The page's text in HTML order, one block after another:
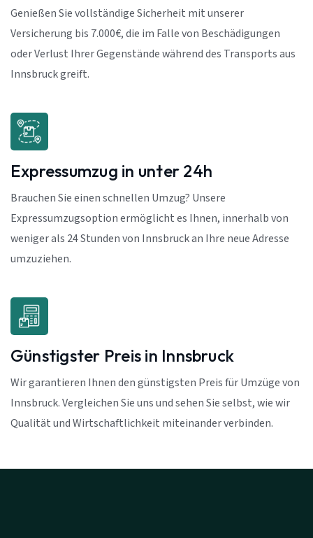
Genießen Sie vollständige Sicherheit mit unserer
Versicherung bis 7.000€, die im Falle von Beschädigungen
oder Verlust Ihrer Gegenstände während des Transports aus
Innsbruck greift.
Expressumzug in unter 24h
Brauchen Sie einen schnellen Umzug? Unsere
Expressumzugsoption ermöglicht es Ihnen, innerhalb von
weniger als 24 Stunden von Innsbruck an Ihre neue Adresse
umzuziehen.
Günstigster Preis in Innsbruck
Wir garantieren Ihnen den günstigsten Preis für Umzüge von
Innsbruck. Vergleichen Sie uns und sehen Sie selbst, wie wir
Qualität und Wirtschaftlichkeit miteinander verbinden.